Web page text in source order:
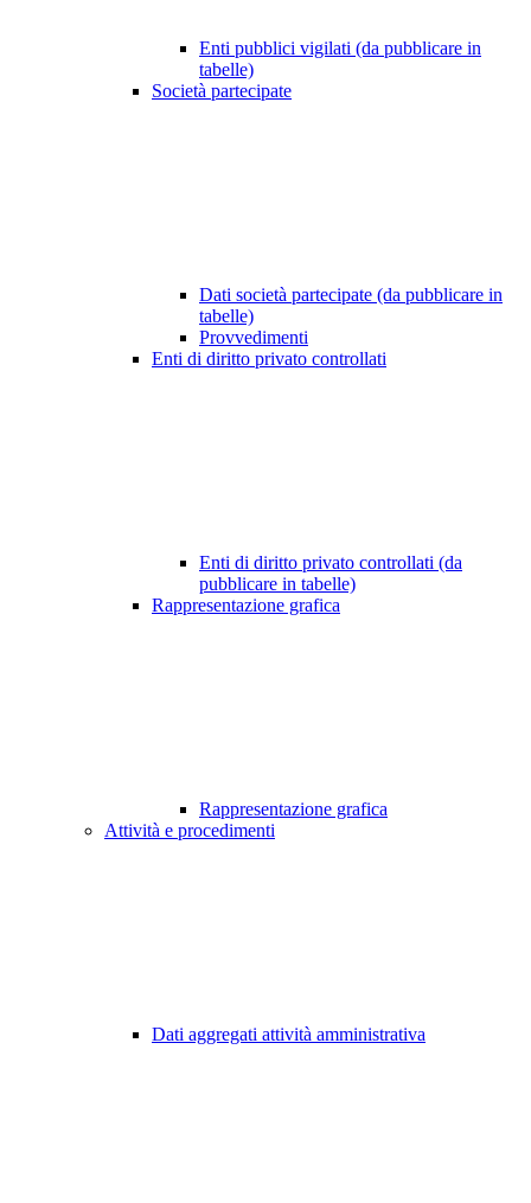
Enti pubblici vigilati (da pubblicare in
tabelle)
Società partecipate
Dati società partecipate (da pubblicare in
tabelle)
Provvedimenti
Enti di diritto privato controllati
Enti di diritto privato controllati (da
pubblicare in tabelle)
Rappresentazione grafica
Rappresentazione grafica
Attività e procedimenti
Dati aggregati attività amministrativa